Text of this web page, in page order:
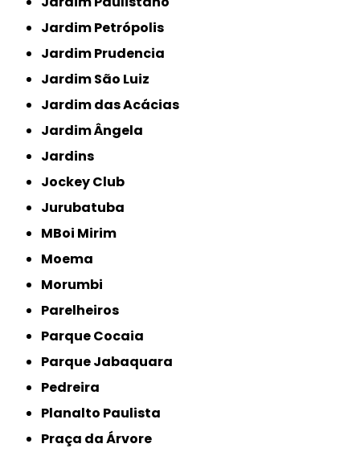
Jardim Petrópolis
Jardim Prudencia
Jardim São Luiz
Jardim das Acácias
Jardim Ângela
Jardins
Jockey Club
Jurubatuba
MBoi Mirim
Moema
Morumbi
Parelheiros
Parque Cocaia
Parque Jabaquara
Pedreira
Planalto Paulista
Praça da Árvore